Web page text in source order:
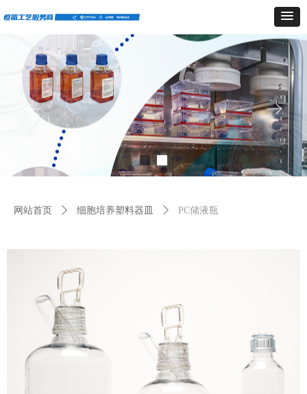
网站首页 ꄲ 细胞培养塑料器皿 ꄲ PC储液瓶
ꂃ ꁹ